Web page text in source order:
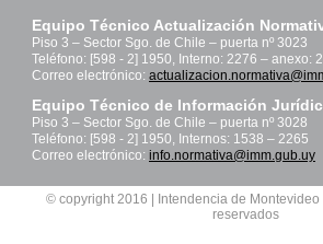
Equipo Técnico Actualización
Piso 3 – Sector Sgo. de Chile – puerta nº 3023
Teléfono: [598 - 2] 1950, Interno: 2276 – anexo:
Correo electrónico:
Equipo Técnico de Información
Piso 3 – Sector Sgo. de Chile – puerta nº 3028
Teléfono: [598 - 2] 1950, Internos: 1538 – 2265
Correo electrónico: info.normativa@imm.gub.uy
© copyright 2016 | Intendencia de Montevideo
reservados